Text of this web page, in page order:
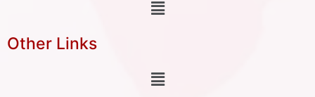
Other Links